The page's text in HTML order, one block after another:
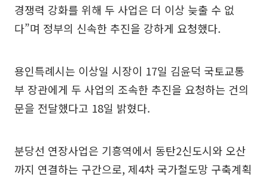
경쟁력 강화를 위해 두 사업은 더 이상 늦출 수 없
다”며 정부의 신속한 추진을 강하게 요청했다.
용인특례시는 이상일 시장이 17일 김윤덕 국토교통
부 장관에게 두 사업의 조속한 추진을 요청하는 건의
문을 전달했다고 18일 밝혔다.
분당선 연장사업은 기흥역에서 동탄2신도시와 오산
까지 연결하는 구간으로, 제4차 국가철도망 구축계획